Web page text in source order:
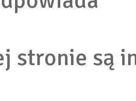
stronie są